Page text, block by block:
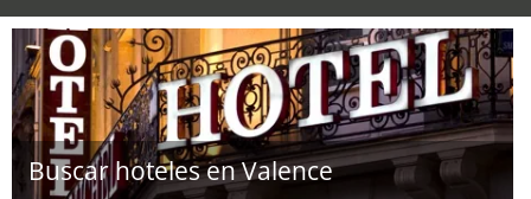
Buscar hoteles en Valence